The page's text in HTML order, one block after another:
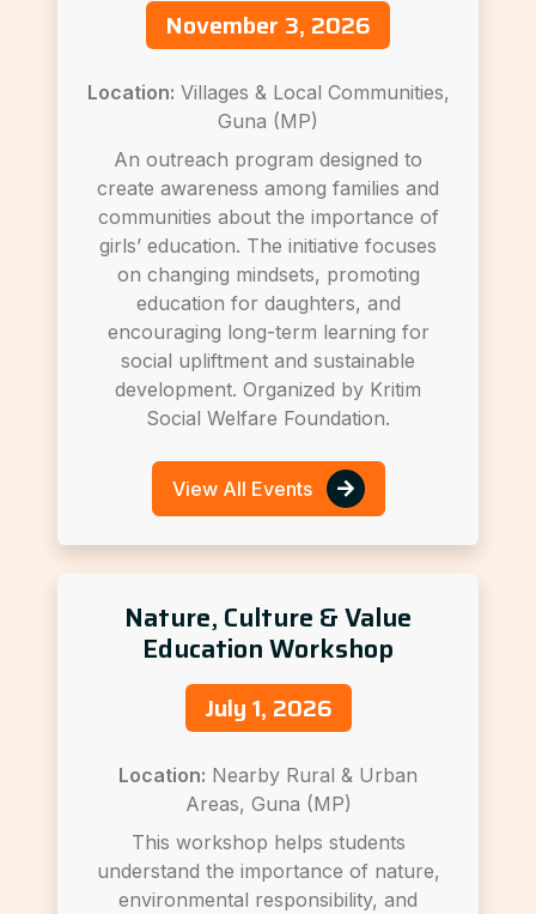
November 3, 2026
Location: Villages & Local Communities,
Guna (MP)
An outreach program designed to
create awareness among families and
communities about the importance of
girls’ education. The initiative focuses
on changing mindsets, promoting
education for daughters, and
encouraging long-term learning for
social upliftment and sustainable
development. Organized by Kritim
Social Welfare Foundation.
View All Events
Nature, Culture & Value
Education Workshop
July 1, 2026
Location: Nearby Rural & Urban
Areas, Guna (MP)
This workshop helps students
understand the importance of nature,
environmental responsibility, and